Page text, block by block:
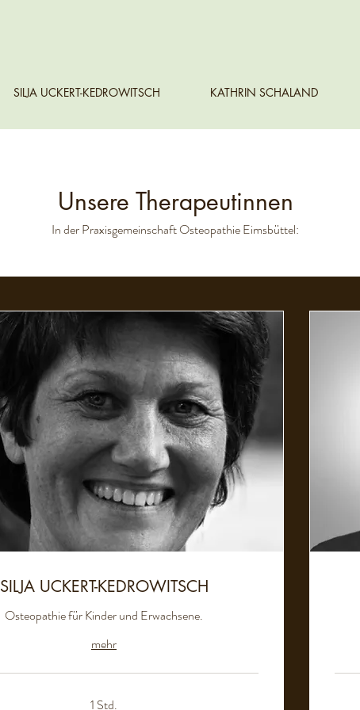
SILJA UCKERT-KEDROWITSCH KATHRIN SCHALAND
Unsere Therapeutinnen
In der Praxisgemeinschaft Osteopathie Eimsbüttel:
SILJA UCKERT-KEDROWITSCH
Osteopathie für Kinder und Erwachsene.
mehr
1 Std.